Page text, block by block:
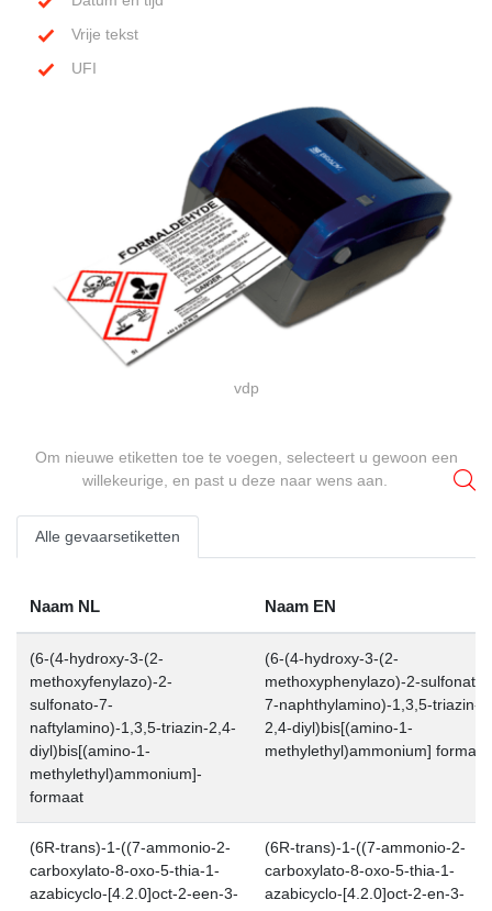
Vrije tekst
UFI
vdp
Om nieuwe etiketten toe te voegen, selecteert u gewoon een
willekeurige, en past u deze naar wens aan.
Alle gevaarsetiketten
Naam NL Naam EN
(6-(4-hydroxy-3-(2-
methoxyfenylazo)-2-
sulfonato-7-
naftylamino)-1,3,5-triazin-2,4-
diyl)bis[(amino-1-
methylethyl)ammonium]-
formaat
(6-(4-hydroxy-3-(2-
methoxyphenylazo)-2-sulfonato-
7-naphthylamino)-1,3,5-triazin-
2,4-diyl)bis[(amino-1-
methylethyl)ammonium] formate
(6R-trans)-1-((7-ammonio-2-
carboxylato-8-oxo-5-thia-1-
azabicyclo-[4.2.0]oct-2-een-3-
(6R-trans)-1-((7-ammonio-2-
carboxylato-8-oxo-5-thia-1-
azabicyclo-[4.2.0]oct-2-en-3-